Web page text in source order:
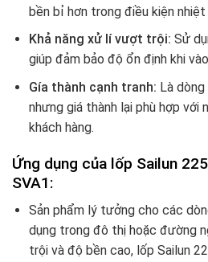
bền bỉ hơn trong điều kiện
Khả năng xử lí vượt trội: Sử
giúp đảm bảo độ ổn định khi
Gía thành cạnh tranh: Là
nhưng giá thành lại phù hợp với
khách hàng.
Ứng dụng của lốp Sailun
SVA1:
Sản phẩm lý tưởng cho các
dụng trong đô thị hoặc đường
trội và độ bền cao, lốp Sailun